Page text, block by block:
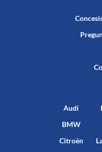
Audi
BMW
Citroën